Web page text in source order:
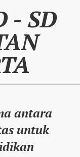
- SD
antara
untuk